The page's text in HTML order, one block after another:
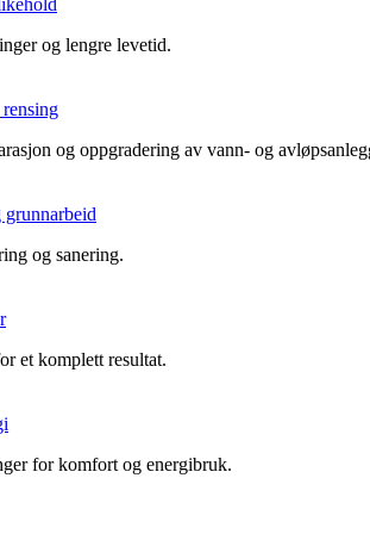
og lengre levetid.
og oppgradering av vann- og
grunnarbeid
og sanering.
et komplett resultat.
for komfort og energibruk.